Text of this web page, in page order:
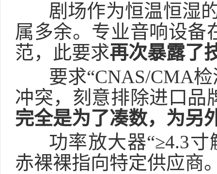
剧场作为恒温恒湿
属多余。专业音响设备
范，此要求再次暴露了
要求“CNAS/CMA
冲突， 刻意排除进口 品
完全是为了凑数，为另
功率放大器“≥4.3寸
赤裸裸指向特定供应商